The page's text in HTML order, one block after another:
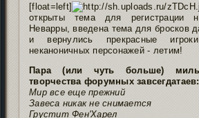
[float=left]
открыты тема для регистрации
Неварры, введена тема для бросков
и вернулись прекрасные
неканоничных персонажей - летим!
Пара (или чуть больше)
творчества форумных завсегдатаев:
Мир все еще прежний
Завеса никак не снимается
Грустит Фен'Харел